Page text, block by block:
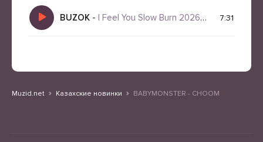
BUZOK - I Feel You Slow Burn 2026 Remix 7:31
Muzid.net Казахские новинки BABYMONSTER - CHOOM